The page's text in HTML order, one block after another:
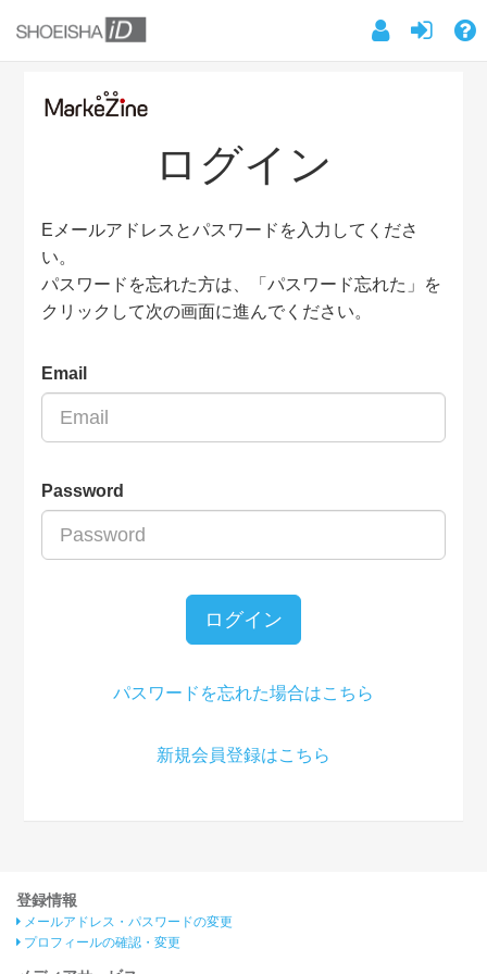
ログイン
Eメールアドレスとパスワードを入力してくださ
い。
パスワードを忘れた方は、「パスワード忘れた」を
クリックして次の画面に進んでください。
Email
Password
ログイン
パスワードを忘れた場合はこちら
新規会員登録はこちら
登録情報
メールアドレス・パスワードの変更
プロフィールの確認・変更